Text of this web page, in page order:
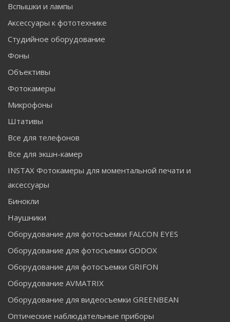
Вспышки и лампы
Аксессуары к фототехнике
Студийное оборудование
Фоны
Объективы
Фотокамеры
Микрофоны
Штативы
Все для телефонов
Все для экшн-камер
INSTAX Фотокамеры для моментальной печати и
аксессуары
Бинокли
Наушники
Оборудование для фотосъемки FALCON EYES
Оборудование для фотосъемки GODOX
Оборудование для фотосъемки GRIFON
Оборудование AVMATRIX
Оборудование для видеосъемки GREENBEAN
Оптические наблюдательные приборы